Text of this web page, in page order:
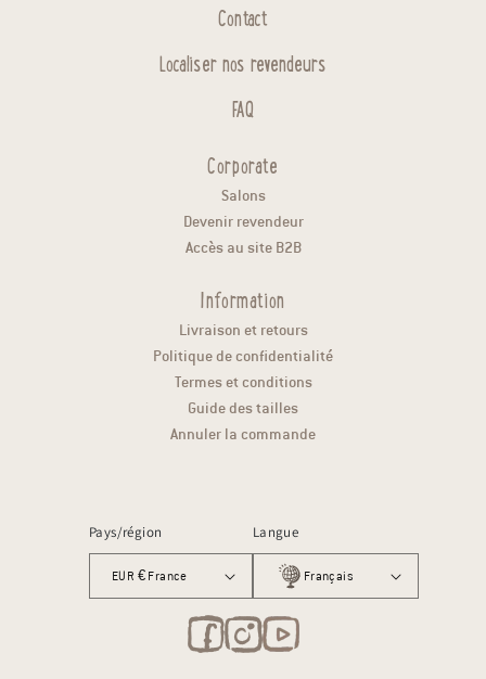
Contact
Localiser nos revendeurs
FAQ
Corporate
Salons
Devenir revendeur
Accès au site B2B
Information
Livraison et retours
Politique de confidentialité
Termes et conditions
Guide des tailles
Annuler la commande
Pays/région
EUR € France
Langue
Français